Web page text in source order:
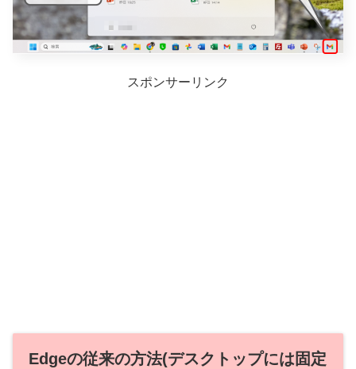
スポンサーリンク
Edgeの従来の方法(デスクトップには固定